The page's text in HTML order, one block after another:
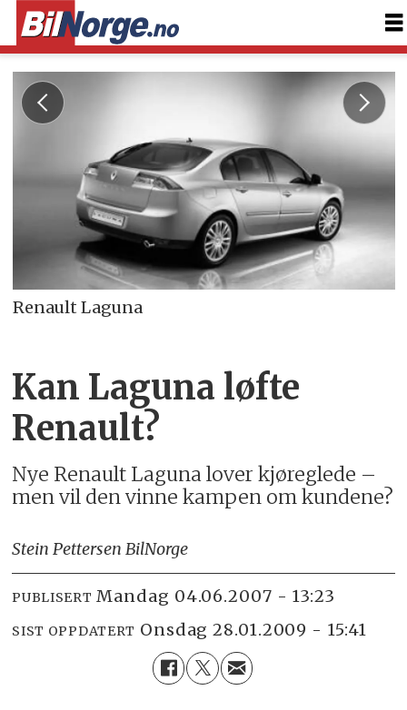
Renault Laguna
Kan Laguna løfte
Renault?
Nye Renault Laguna lover kjøreglede –
men vil den vinne kampen om kundene?
Stein Pettersen BilNorge
PUBLISERT mandag 04.06.2007 - 13:23
SIST OPPDATERT onsdag 28.01.2009 - 15:41